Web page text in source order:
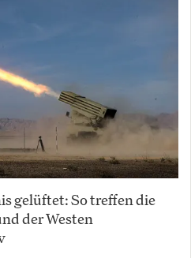
gelüftet: So treffen die
der Westen